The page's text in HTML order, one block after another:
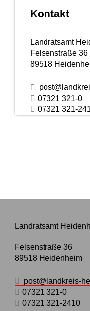
Kontakt
Landratsamt
Felsenstraße 36
89518
07321 321-0
07321 321-
Landratsamt
Felsenstraße 36
89518 Heidenheim
post@landkreis-
07321 321-0
07321 321-2410